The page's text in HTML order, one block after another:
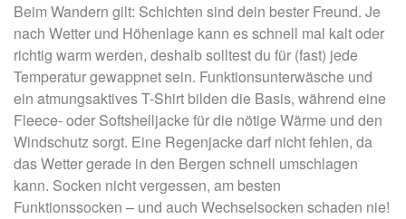
Beim Wandern gilt: Schichten sind dein bester Freund. Je
nach Wetter und Höhenlage kann es schnell mal kalt oder
richtig warm werden, deshalb solltest du für (fast) jede
Temperatur gewappnet sein. Funktionsunterwäsche und
ein atmungsaktives T-Shirt bilden die Basis, während eine
Fleece- oder Softshelljacke für die nötige Wärme und den
Windschutz sorgt. Eine Regenjacke darf nicht fehlen, da
das Wetter gerade in den Bergen schnell umschlagen
kann. Socken nicht vergessen, am besten
Funktionssocken – und auch Wechselsocken schaden nie!